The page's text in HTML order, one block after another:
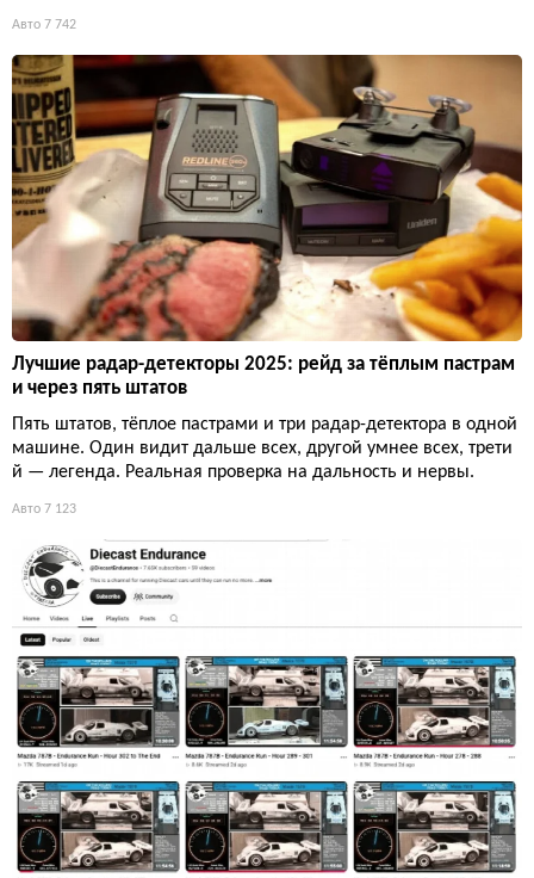
Авто 7 742
Лучшие радар-детекторы 2025: рейд за тёплым пастрам
и через пять штатов
Пять штатов, тёплое пастрами и три радар-детектора в одной
машине. Один видит дальше всех, другой умнее всех, трети
й — легенда. Реальная проверка на дальность и нервы.
Авто 7 123